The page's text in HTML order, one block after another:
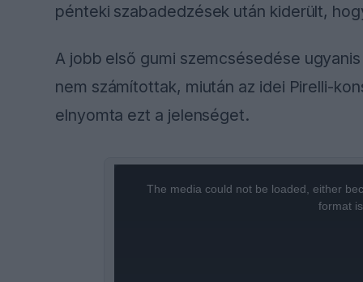
pénteki szabadedzések után kiderült,
A jobb első gumi szemcsésedése
nem számítottak, miután az idei Pirelli-
elnyomta ezt a jelenséget.
The media could not be loaded, either
format